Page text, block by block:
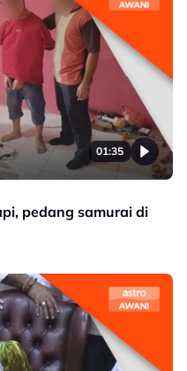
01:35
pedang samurai di